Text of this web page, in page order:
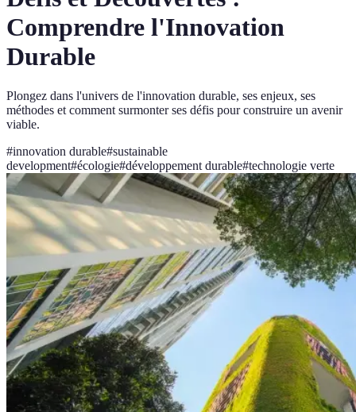
Comprendre l'Innovation
Durable
Plongez dans l'univers de l'innovation durable, ses enjeux, ses
méthodes et comment surmonter ses défis pour construire un avenir
viable.
#innovation durable#sustainable
development#écologie#développement durable#technologie verte